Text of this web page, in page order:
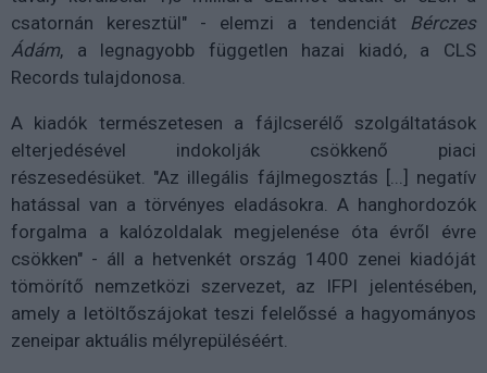
csatornán keresztül" - elemzi a tendenciát Bérczes
Ádám, a legnagyobb független hazai kiadó, a CLS
Records tulajdonosa.
A kiadók természetesen a fájlcserélő szolgáltatások
elterjedésével indokolják csökkenő piaci
részesedésüket. "Az illegális fájlmegosztás [...] negatív
hatással van a törvényes eladásokra. A hanghordozók
forgalma a kalózoldalak megjelenése óta évről évre
csökken" - áll a hetvenkét ország 1400 zenei kiadóját
tömörítő nemzetközi szervezet, az IFPI jelentésében,
amely a letöltőszájokat teszi felelőssé a hagyományos
zeneipar aktuális mélyrepüléséért.